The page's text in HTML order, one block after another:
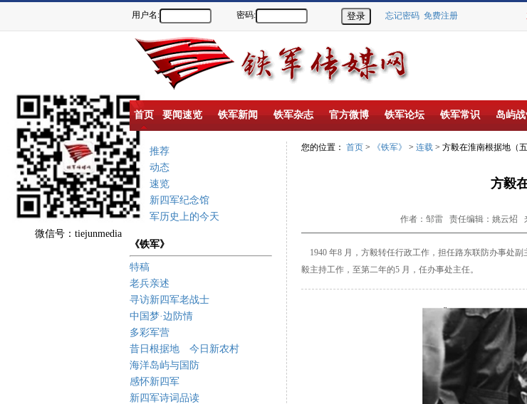
微信号：tiejunmedia
用户名: 密码: 忘记密码 免费注册
首页 要闻速览 铁军新闻 铁军杂志 官方微博 铁军论坛 铁军常识 岛屿
重点推荐
新闻动态
要闻速览
盐城新四军纪念馆
新四军历史上的今天
《铁军》
特稿
老兵亲述
寻访新四军老战士
中国梦·边防情
多彩军营
昔日根据地 今日新农村
海洋岛屿与国防
感怀新四军
新四军诗词品读
您的位置： 首页 > 《铁军》 > 连载 > 方毅在淮南根据地（五
方毅
作者：邹雷 责任编辑：姚云炤
1940 年8 月，方毅转任行政工作，担任路东联防办事处副
毅主持工作，至第二年的5 月，任办事处主任。